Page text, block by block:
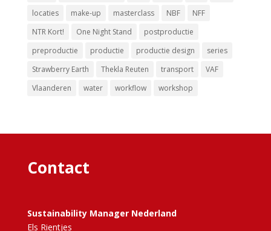
locaties
make-up masterclass NBF
NFF
NTR Kort!
One Night Stand
postproductie
preproductie
productie productie design
series
Strawberry Earth
Thekla Reuten transport
VAF
Vlaanderen
water workflow workshop
Contact
Sustainability Manager Nederland
Els Rientjes